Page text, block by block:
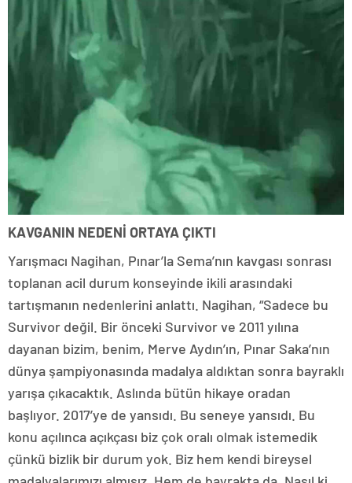
KAVGANIN NEDENİ ORTAYA ÇIKTI
Yarışmacı Nagihan, Pınar’la Sema’nın kavgası sonrası
toplanan acil durum konseyinde ikili arasındaki
tartışmanın nedenlerini anlattı. Nagihan, “Sadece bu
Survivor değil. Bir önceki Survivor ve 2011 yılına
dayanan bizim, benim, Merve Aydın’ın, Pınar Saka’nın
dünya şampiyonasında madalya aldıktan sonra bayraklı
yarışa çıkacaktık. Aslında bütün hikaye oradan
başlıyor. 2017’ye de yansıdı. Bu seneye yansıdı. Bu
konu açılınca açıkçası biz çok oralı olmak istemedik
çünkü bizlik bir durum yok. Biz hem kendi bireysel